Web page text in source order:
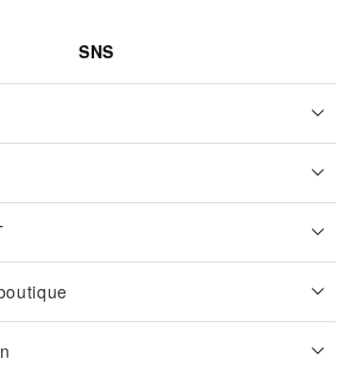
SNS